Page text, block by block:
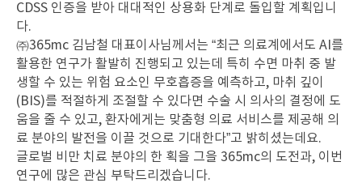
CDSS 인증을 받아 대대적인 상용화 단계로 돌입할 계획입니
다.
㈜365mc 김남철 대표이사님께서는 “최근 의료계에서도 AI를
활용한 연구가 활발히 진행되고 있는데 특히 수면 마취 중 발
생할 수 있는 위험 요소인 무호흡증을 예측하고, 마취 깊이
(BIS)를 적절하게 조절할 수 있다면 수술 시 의사의 결정에 도
움을 줄 수 있고, 환자에게는 맞춤형 의료 서비스를 제공해 의
료 분야의 발전을 이끌 것으로 기대한다”고 밝히셨는데요.
글로벌 비만 치료 분야의 한 획을 그을 365mc의 도전과, 이번
연구에 많은 관심 부탁드리겠습니다.